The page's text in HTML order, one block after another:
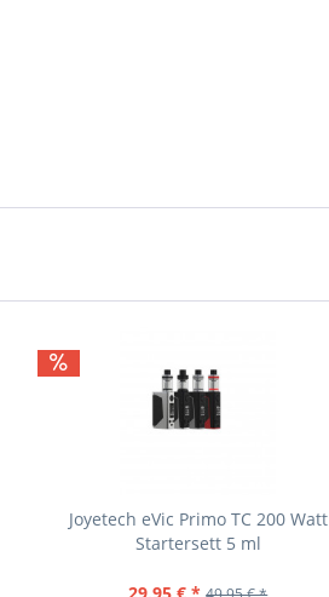
Joyetech eVic Primo TC 200 Watt
Startersett 5 ml